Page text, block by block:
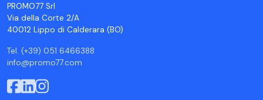
PROMO77 Srl
Via della Corte 2/A
40012 Lippo di Calderara (BO)
Tel. (+39) 051 6466388
info@promo77.com